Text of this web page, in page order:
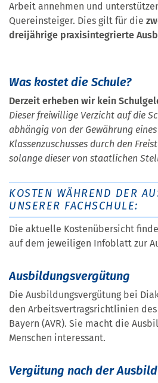
Arbeit annehmen und
Quereinsteiger. Dies gilt für die
dreijährige praxisintegrierte
Was kostet die Schule?
Derzeit erheben wir kein
Dieser freiwillige Verzicht auf die
abhängig von der Gewährung
Klassenzuschusses durch den
solange dieser von staatlichen
KOSTEN WÄHREND DER
UNSERER FACHSCHULE:
Die aktuelle Kostenübersicht
auf dem jeweiligen Infoblatt zur
Ausbildungsvergütung
Die Ausbildungsvergütung bei
den Arbeitsvertragsrichtlinien des
Bayern (AVR). Sie macht die
Menschen interessant.
Vergütung nach der